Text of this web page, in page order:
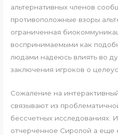
альтернативных членов
противоположные взоры
ограниченная
воспринимаемыми как
людами надеюсь влиять во
заключения игроков о
Сожаление на
связывают из
бессчетных исследованиях.
отчерченное Сиролой а еще